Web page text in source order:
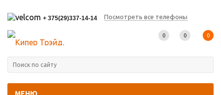
+ 375(29)337-14-14 Посмотреть все телефоны
0 0 0